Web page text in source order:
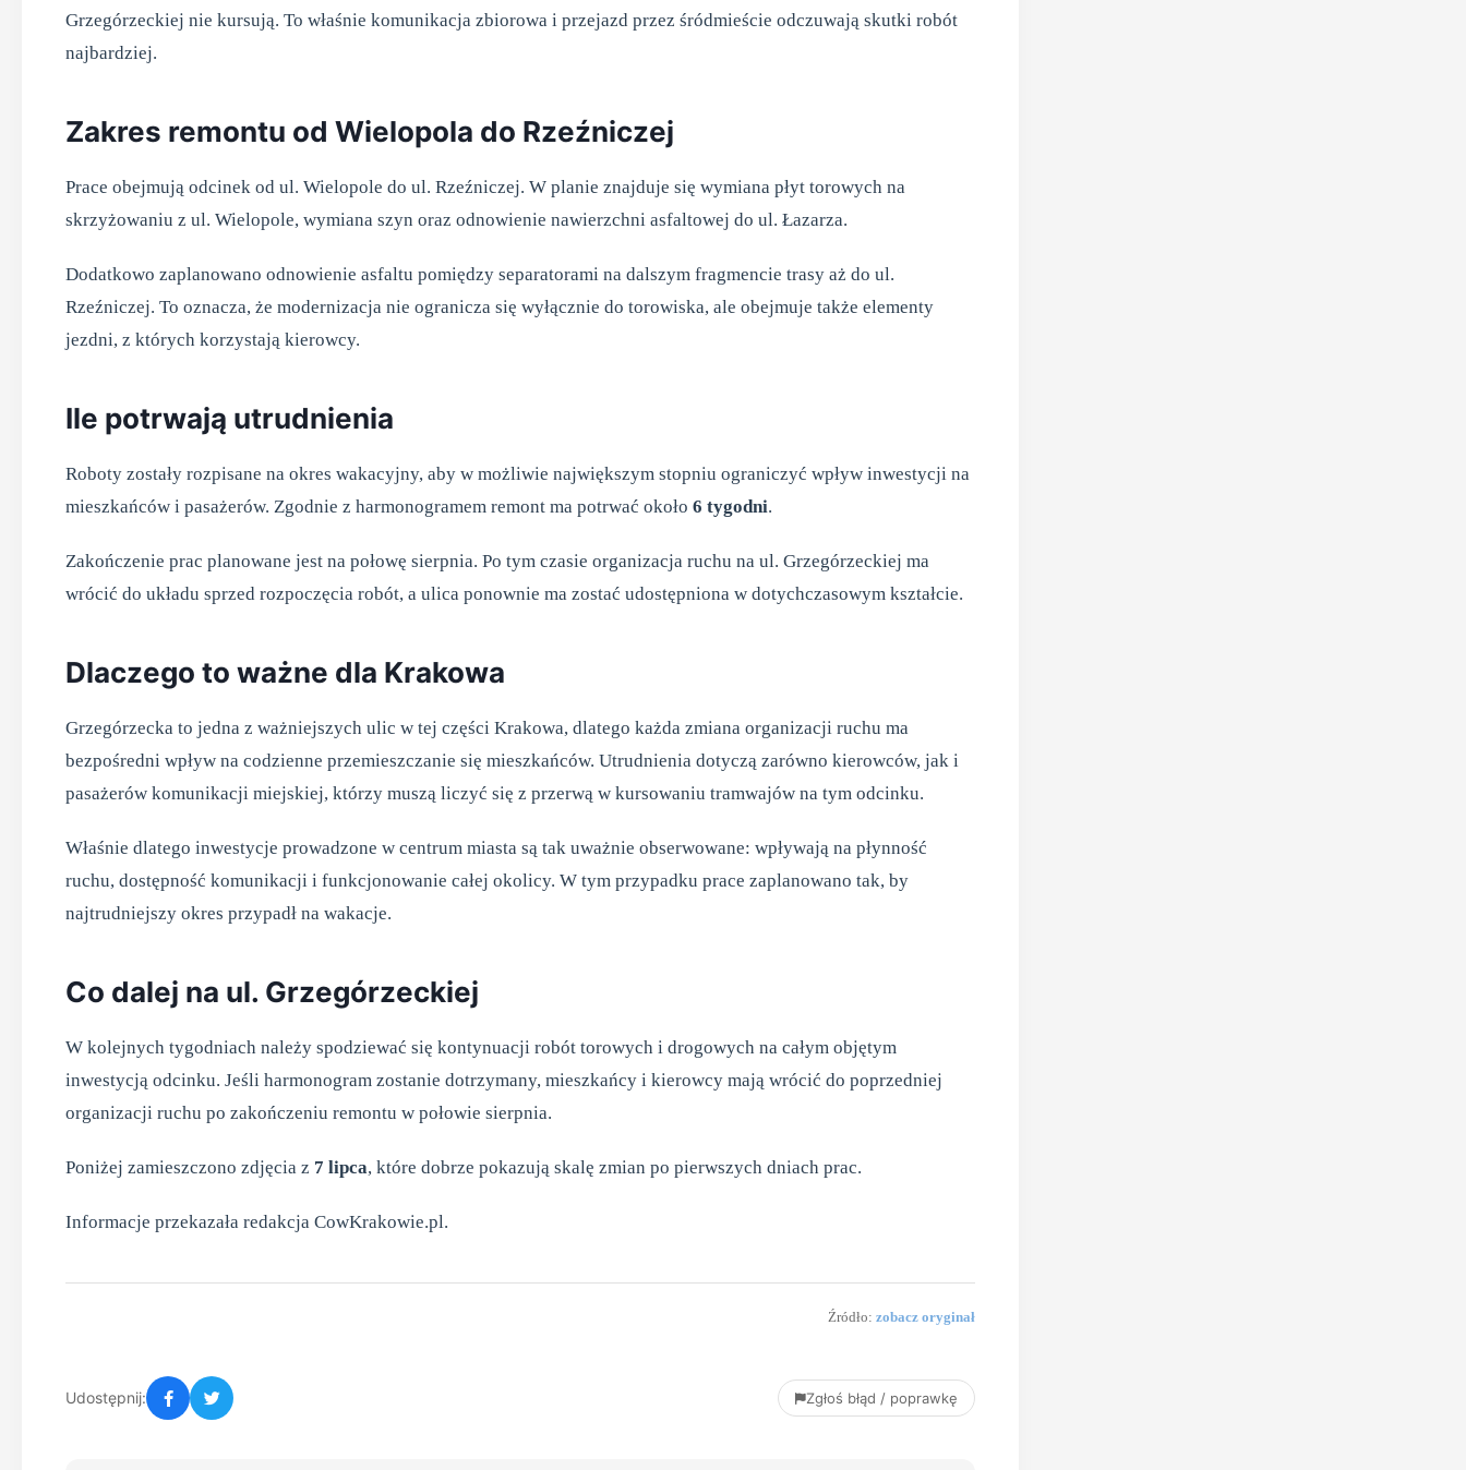
Grzegórzeckiej nie kursują. To właśnie komunikacja zbiorowa i przejazd przez śródmieście odczuwają skutki robót
najbardziej.
Zakres remontu od Wielopola do Rzeźniczej
Prace obejmują odcinek od ul. Wielopole do ul. Rzeźniczej. W planie znajduje się wymiana płyt torowych na
skrzyżowaniu z ul. Wielopole, wymiana szyn oraz odnowienie nawierzchni asfaltowej do ul. Łazarza.
Dodatkowo zaplanowano odnowienie asfaltu pomiędzy separatorami na dalszym fragmencie trasy aż do ul.
Rzeźniczej. To oznacza, że modernizacja nie ogranicza się wyłącznie do torowiska, ale obejmuje także elementy
jezdni, z których korzystają kierowcy.
Ile potrwają utrudnienia
Roboty zostały rozpisane na okres wakacyjny, aby w możliwie największym stopniu ograniczyć wpływ inwestycji na
mieszkańców i pasażerów. Zgodnie z harmonogramem remont ma potrwać około 6 tygodni.
Zakończenie prac planowane jest na połowę sierpnia. Po tym czasie organizacja ruchu na ul. Grzegórzeckiej ma
wrócić do układu sprzed rozpoczęcia robót, a ulica ponownie ma zostać udostępniona w dotychczasowym kształcie.
Dlaczego to ważne dla Krakowa
Grzegórzecka to jedna z ważniejszych ulic w tej części Krakowa, dlatego każda zmiana organizacji ruchu ma
bezpośredni wpływ na codzienne przemieszczanie się mieszkańców. Utrudnienia dotyczą zarówno kierowców, jak i
pasażerów komunikacji miejskiej, którzy muszą liczyć się z przerwą w kursowaniu tramwajów na tym odcinku.
Właśnie dlatego inwestycje prowadzone w centrum miasta są tak uważnie obserwowane: wpływają na płynność
ruchu, dostępność komunikacji i funkcjonowanie całej okolicy. W tym przypadku prace zaplanowano tak, by
najtrudniejszy okres przypadł na wakacje.
Co dalej na ul. Grzegórzeckiej
W kolejnych tygodniach należy spodziewać się kontynuacji robót torowych i drogowych na całym objętym
inwestycją odcinku. Jeśli harmonogram zostanie dotrzymany, mieszkańcy i kierowcy mają wrócić do poprzedniej
organizacji ruchu po zakończeniu remontu w połowie sierpnia.
Poniżej zamieszczono zdjęcia z 7 lipca, które dobrze pokazują skalę zmian po pierwszych dniach prac.
Informacje przekazała redakcja CowKrakowie.pl.
Źródło: zobacz oryginał
Udostępnij: Zgłoś błąd / poprawkę